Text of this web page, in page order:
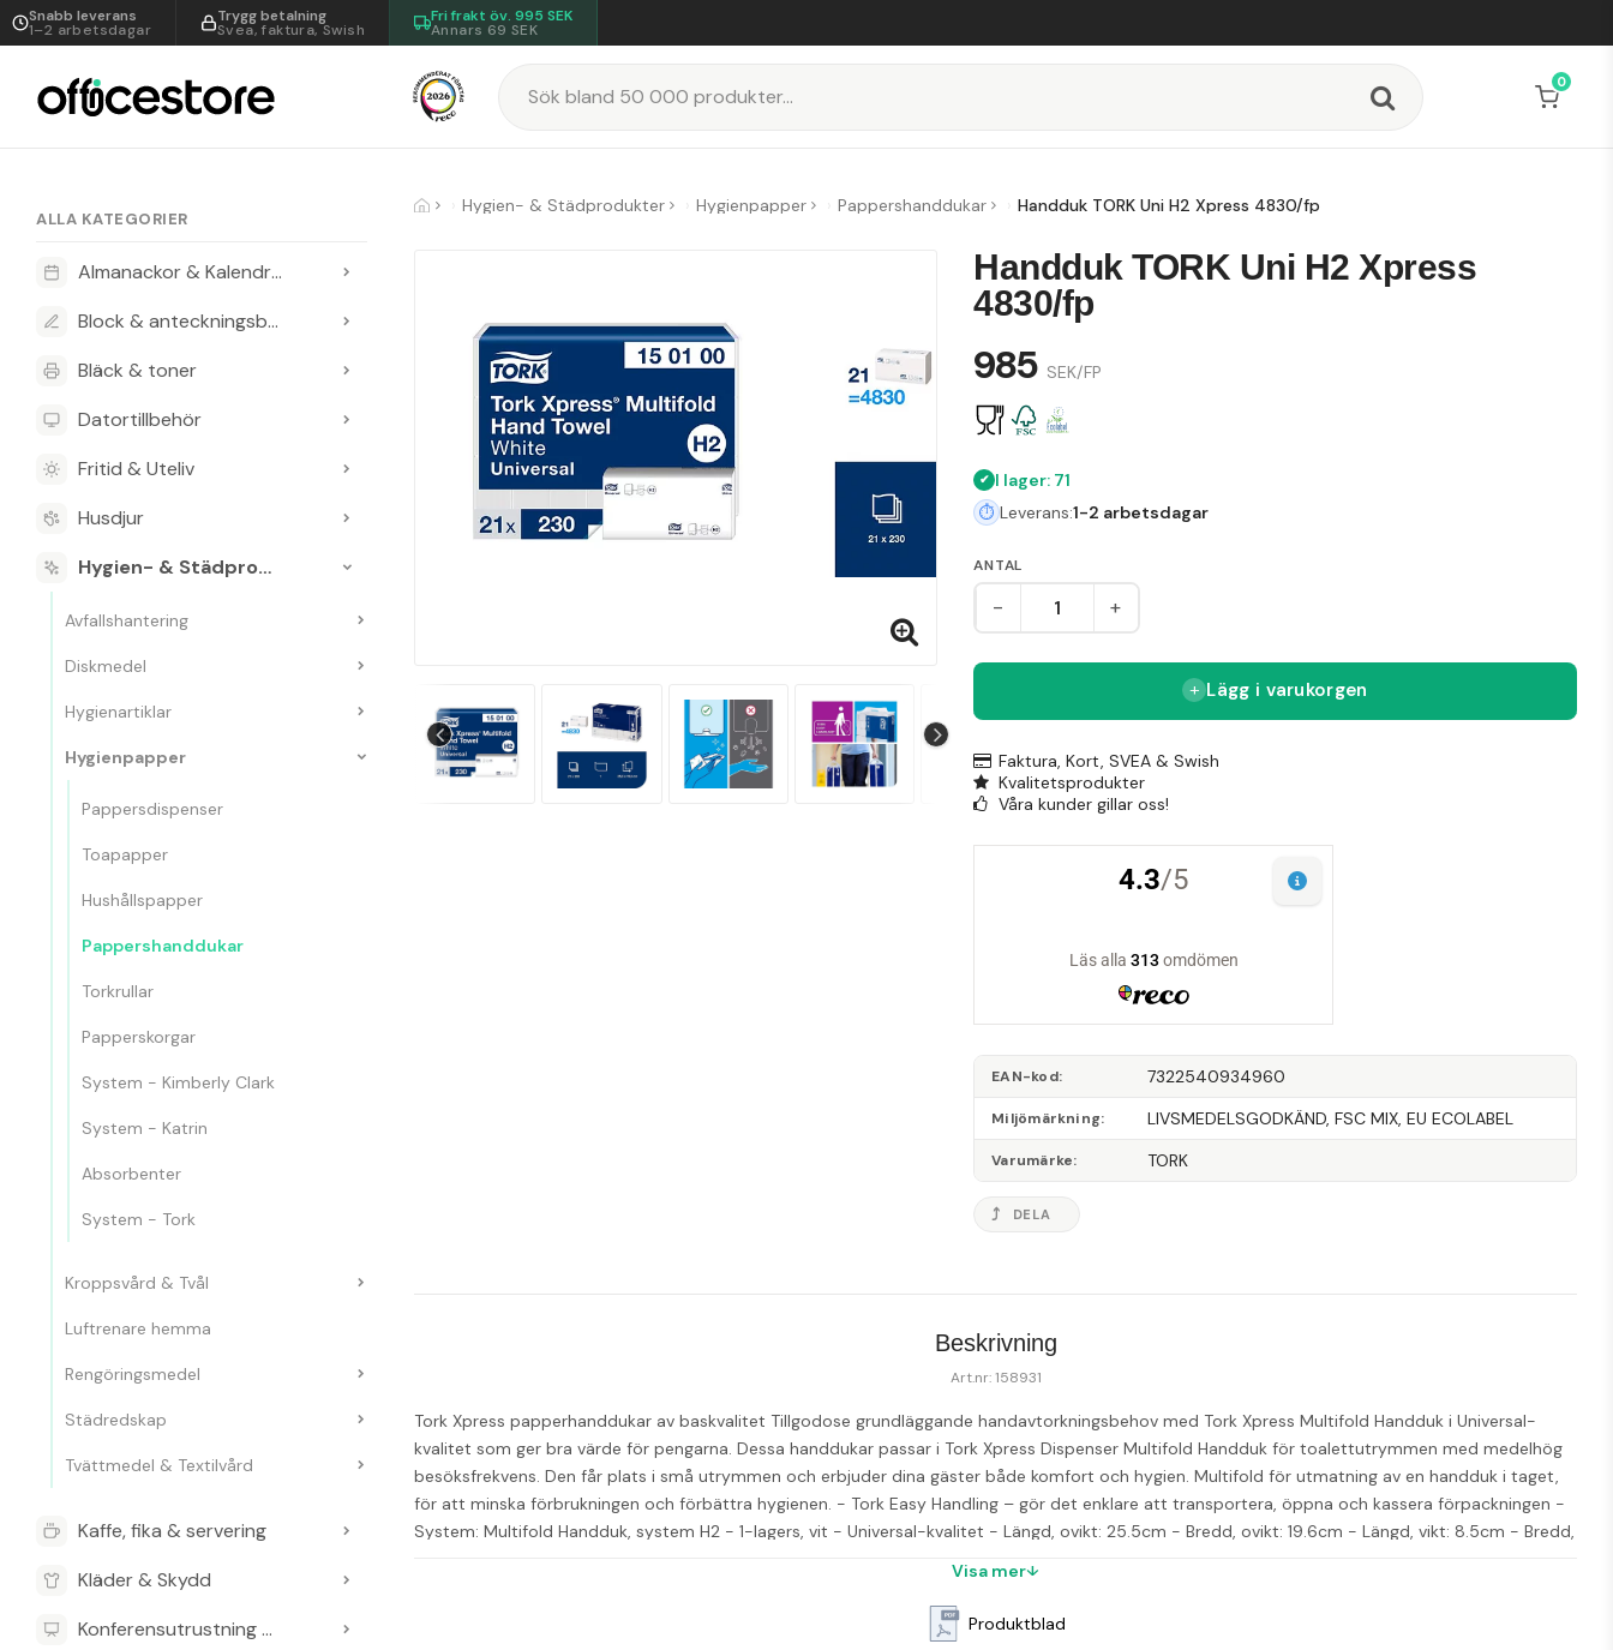
Snabb leverans
1–2 arbetsdagar
Trygg betalning
Svea, faktura, Swish
Fri frakt öv. 995 SEK
Annars 69 SEK
0
ALLA KATEGORIER
Almanackor & Kalendrar
Block & anteckningsböcker
Bläck & toner
Datortillbehör
Fritid & Uteliv
Husdjur
Hygien- & Städprodukter
Avfallshantering
Diskmedel
Hygienartiklar
Hygienpapper
Pappersdispenser
Toapapper
Hushållspapper
Pappershanddukar
Torkrullar
Papperskorgar
System - Kimberly Clark
System - Katrin
Absorbenter
System - Tork
Kroppsvård & Tvål
Luftrenare hemma
Rengöringsmedel
Städredskap
Tvättmedel & Textilvård
Kaffe, fika & servering
Kläder & Skydd
Konferensutrustning & Presentationsutrustning
Hygien- & Städprodukter Hygienpapper Pappershanddukar Handduk TORK Uni H2 Xpress 4830/fp
Handduk TORK Uni H2 Xpress
4830/fp
985 SEK/FP
I lager: 71
Leverans:1-2 arbetsdagar
ANTAL
- +
Lägg i varukorgen
Faktura, Kort, SVEA & Swish
Kvalitetsprodukter
Våra kunder gillar oss!
EAN-kod 7322540934960
Miljömärkning LIVSMEDELSGODKÄND, FSC MIX, EU ECOLABEL
Varumärke TORK
DELA
Beskrivning
Art.nr: 158931
Tork Xpress papperhanddukar av baskvalitet Tillgodose grundläggande handavtorkningsbehov med Tork Xpress Multifold Handduk i Universal-
kvalitet som ger bra värde för pengarna. Dessa handdukar passar i Tork Xpress Dispenser Multifold Handduk för toalettutrymmen med medelhög
besöksfrekvens. Den får plats i små utrymmen och erbjuder dina gäster både komfort och hygien. Multifold för utmatning av en handduk i taget,
för att minska förbrukningen och förbättra hygienen. - Tork Easy Handling – gör det enklare att transportera, öppna och kassera förpackningen -
System: Multifold Handduk, system H2 - 1-lagers, vit - Universal-kvalitet - Längd, ovikt: 25.5cm - Bredd, ovikt: 19.6cm - Längd, vikt: 8.5cm - Bredd,
Visa mer
Produktblad